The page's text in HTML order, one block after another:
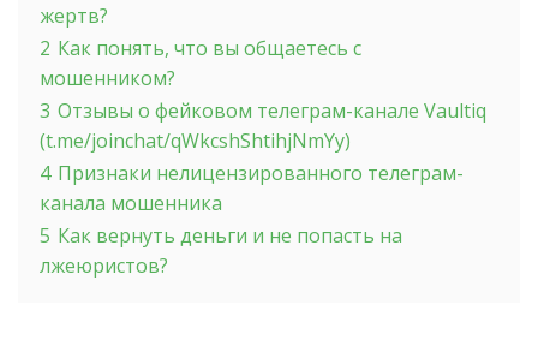
жертв?
2 Как понять, что вы общаетесь с
мошенником?
3 Отзывы о фейковом телеграм-канале Vaultiq
(t.me/joinchat/qWkcshShtihjNmYy)
4 Признаки нелицензированного телеграм-
канала мошенника
5 Как вернуть деньги и не попасть на
лжеюристов?